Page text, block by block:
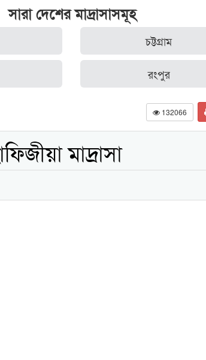
সারা দেশের মাদ্রাসাসমূহ
চট্টগ্রাম
রংপুর
132066
মাদ্রাসা